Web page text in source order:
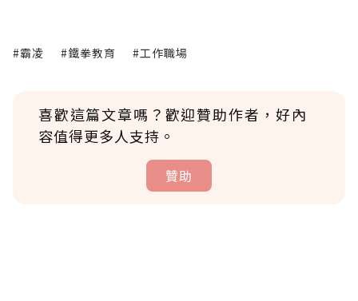
#霸凌 #鐵拳教育 #工作職場
喜歡這篇文章嗎？歡迎贊助作者，好內
容值得更多人支持。
贊助